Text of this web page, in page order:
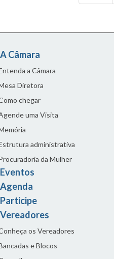
A Câmara
a Câmara
Diretora
chegar
uma Visita
administrativa
da Mulher
Eventos
Agenda
Participe
Vereadores
os Vereadores
e Blocos